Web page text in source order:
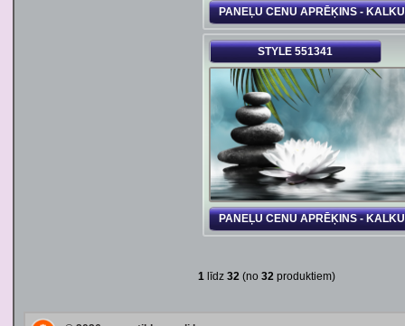
PANEĻU CENU APRĒĶINS -
STYLE 551341
PANEĻU CENU APRĒĶINS -
1 līdz 32 (no 32 produktiem)